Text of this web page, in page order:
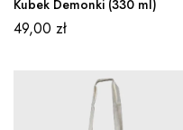
Kubek Demonki (330 ml)
49,00 zł